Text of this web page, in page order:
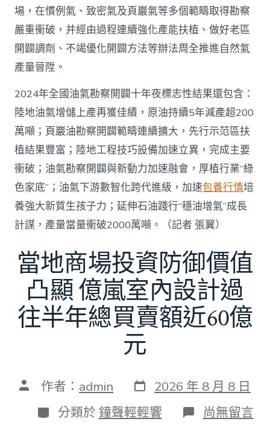
場，在慣例氣、致密氣及頁巖氣等多個範疇取得勘察
嚴重衝破，并經由過程連續強化產能扶植、做好老區
開闢調劑、不竭優化開闢方法等辦法周全推進自然氣
產量晉陞。
2024年全國油氣勘察開闢十年夜標志性結果還包含：
陸地油氣增儲上產再獲佳績，原油持續5年減產超200
萬噸；頁巖油勘察開闢範疇連續擴大，先行示范區扶
植結果豐富；陸地工程技巧設備加速立異，完成主要
衝破；油氣勘察開闢與新動力加速融會，厚植行業“綠
色家底”；油氣下游數智化跨代進級，加速包養行情培
養強大新質生孩子力；延伸石油踐行“穩油增氣”成長
計謀，產量當量衝破2000萬噸。（記者 張翼）
當地商場投資防御價值
凸顯 億嵐室內設計過
往半年總買賣額近60億
元
文 作者： admin 發
表
日
期
2026 年 8 月 8 日
分
類
分類於 鐘聲輕輕響 在
〈當
尚無留言